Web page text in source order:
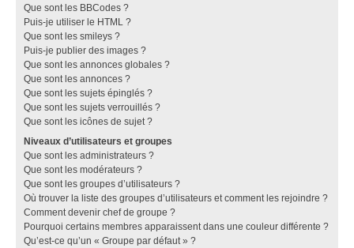
Que sont les BBCodes ?
Puis-je utiliser le HTML ?
Que sont les smileys ?
Puis-je publier des images ?
Que sont les annonces globales ?
Que sont les annonces ?
Que sont les sujets épinglés ?
Que sont les sujets verrouillés ?
Que sont les icônes de sujet ?
Niveaux d’utilisateurs et groupes
Que sont les administrateurs ?
Que sont les modérateurs ?
Que sont les groupes d’utilisateurs ?
Où trouver la liste des groupes d’utilisateurs et comment les rejoindre ?
Comment devenir chef de groupe ?
Pourquoi certains membres apparaissent dans une couleur différente ?
Qu’est-ce qu’un « Groupe par défaut » ?